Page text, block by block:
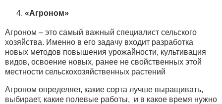
«Агроном»
Агроном – это самый важный специалист сельского
хозяйства. Именно в его задачу входит разработка
новых методов повышения урожайности, культивация
видов, освоение новых, ранее не свойственных этой
местности сельскохозяйственных растений
Агроном определяет, какие сорта лучше выращивать,
выбирает, какие полевые работы, и в какое время нужно